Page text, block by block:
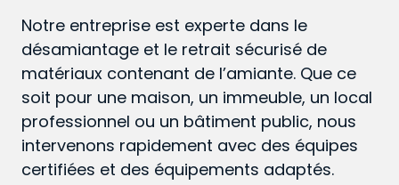
Notre entreprise est experte dans le
désamiantage et le retrait sécurisé de
matériaux contenant de l’amiante. Que ce
soit pour une maison, un immeuble, un local
professionnel ou un bâtiment public, nous
intervenons rapidement avec des équipes
certifiées et des équipements adaptés.